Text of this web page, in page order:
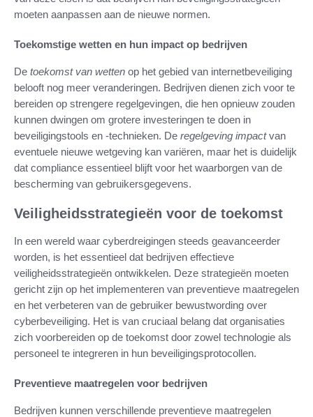
moeten aanpassen aan de nieuwe normen.
Toekomstige wetten en hun impact op bedrijven
De toekomst van wetten op het gebied van internetbeveiliging
belooft nog meer veranderingen. Bedrijven dienen zich voor te
bereiden op strengere regelgevingen, die hen opnieuw zouden
kunnen dwingen om grotere investeringen te doen in
beveiligingstools en -technieken. De regelgeving impactvan
eventuele nieuwe wetgeving kan variëren, maar het is duidelijk
dat compliance essentieel blijft voor het waarborgen van de
bescherming van gebruikersgegevens.
Veiligheidsstrategieën voor de toekomst
In een wereld waar cyberdreigingen steeds geavanceerder
worden, is het essentieel dat bedrijven effectieve
veiligheidsstrategieën ontwikkelen. Deze strategieën moeten
gericht zijn op het implementeren van preventieve maatregelen
en het verbeteren van de gebruiker bewustwording over
cyberbeveiliging. Het is van cruciaal belang dat organisaties
zich voorbereiden op de toekomst door zowel technologie als
personeel te integreren in hun beveiligingsprotocollen.
Preventieve maatregelen voor bedrijven
Bedrijven kunnen verschillende preventieve maatregelen